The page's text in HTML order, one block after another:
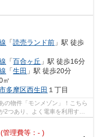
「読売ランド前 」駅 徒歩
「百合ヶ丘 」駅 徒歩16分
「生田 」駅 徒歩20分
㎡
多摩区西生田 １丁目
の物件「モンメゾン」！こちら
2つあり、よく電車を利用する
(管理費等：- )